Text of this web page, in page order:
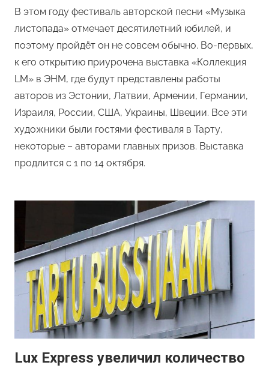
Кулиш
В этом году фестиваль авторской песни «Музыка
листопада» отмечает десятилетний юбилей, и
поэтому пройдёт он не совсем обычно. Во-первых,
к его открытию приурочена выставка «Коллекция
LM» в ЭНМ, где будут представлены работы
авторов из Эстонии, Латвии, Армении, Германии,
Израиля, России, США, Украины, Швеции. Все эти
художники были гостями фестиваля в Тарту,
некоторые – авторами главных призов. Выставка
продлится с 1 по 14 октября.
Lux Express увеличил количество